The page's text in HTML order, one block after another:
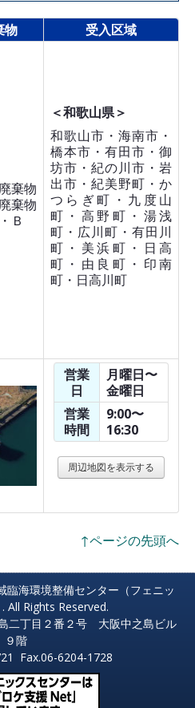
物
受入区域
棄物
棄物
Ｂ
＜和歌山県＞
和歌山市・海南市・
橋本市・有田市・御
坊市・紀の川市・岩
出市・紀美野町・か
つらぎ町・九度山
町・高野町・湯浅
町・広川町・有田川
町・美浜町・日高
町・由良町・印南
町・日高川町
営業
日
月曜日〜
金曜日
営業
時間
9:00〜
16:30
周辺地図を表示する
↑ページの先頭へ
海環境整備センター（フェニッ
All Rights Reserved.
二丁目２番２号 大阪中之島ビル
９階
Fax.06-6204-1728